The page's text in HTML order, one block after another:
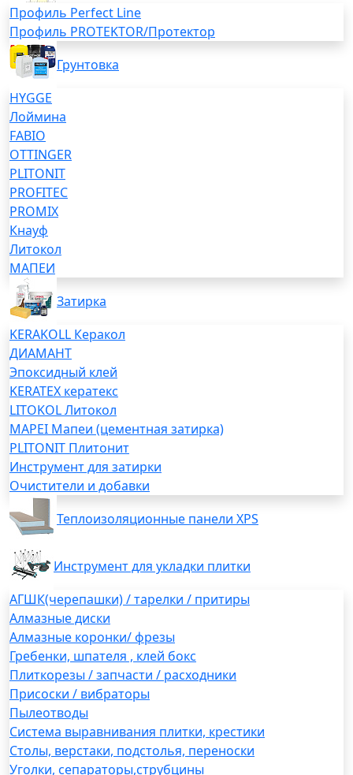
Профиль Perfect Line
Профиль PROTEKTOR/Протектор
Грунтовка
HYGGE
Лоймина
FABIO
OTTINGER
PLITONIT
PROFITEC
PROMIX
Кнауф
Литокол
МАПЕИ
Затирка
KERAKOLL Керакол
ДИАМАНТ
Эпоксидный клей
KERATEX кератекс
LITOKOL Литокол
MAPEI Мапеи (цементная затирка)
PLITONIT Плитонит
Инструмент для затирки
Очистители и добавки
Теплоизоляционные панели XPS
Инструмент для укладки плитки
АГШК(черепашки) / тарелки / притиры
Алмазные диски
Алмазные коронки/ фрезы
Гребенки, шпателя , клей бокс
Плиткорезы / запчасти / расходники
Присоски / вибраторы
Пылеотводы
Система выравнивания плитки, крестики
Столы, верстаки, подстолья, переноски
Уголки, сепараторы,струбцины